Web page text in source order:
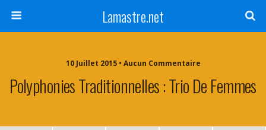
Lamastre.net
10 Juillet 2015 • Aucun Commentaire
Polyphonies Traditionnelles : Trio De Femmes